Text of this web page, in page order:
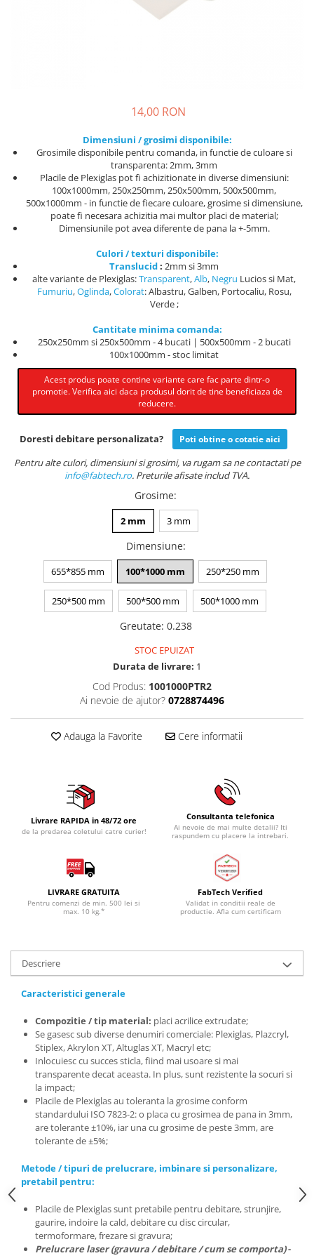
14,00 RON
Dimensiuni / grosimi disponibile:
Grosimile disponibile pentru comanda, in functie de culoare si
transparenta: 2mm, 3mm
Placile de Plexiglas pot fi achizitionate in diverse dimensiuni:
100x1000mm, 250x250mm, 250x500mm, 500x500mm,
500x1000mm - in functie de fiecare culoare, grosime si dimensiune,
poate fi necesara achizitia mai multor placi de material;
Dimensiunile pot avea diferente de pana la +-5mm.
Culori / texturi disponibile:
Translucid: 2mm si 3mm
alte variante de Plexiglas:Transparent,Alb, Negru Lucios si Mat,
Fumuriu,Oglinda,Colorat: Albastru, Galben, Portocaliu, Rosu,
Verde ;
Cantitate minima comanda:
250x250mm si 250x500mm - 4 bucati | 500x500mm - 2 bucati
100x1000mm - stoc limitat
Acest produs poate contine variante care fac parte dintr-o
promotie. Verifica aici daca produsul dorit de tine beneficiaza de
reducere.
Doresti debitare personalizata? Poti obtine o cotatie aici
Pentru alte culori, dimensiuni si grosimi, va rugam sa ne contactati pe
info@fabtech.ro. Preturile afisate includ TVA.
Grosime:
2 mm 3 mm
Dimensiune:
655*855 mm 100*1000 mm 250*250 mm
250*500 mm 500*500 mm 500*1000 mm
Greutate: 0.238
STOC EPUIZAT
Durata de livrare: 1
Cod Produs: 1001000PTR2
Ai nevoie de ajutor? 0728874496
Adauga la Favorite Cere informatii
Livrare RAPIDA in 48/72 ore
de la predarea coletului catre curier!
Consultanta telefonica
Ai nevoie de mai multe detalii? Iti
raspundem cu placere la intrebari.
LIVRARE GRATUITA
Pentru comenzi de min. 500 lei si
max. 10 kg.*
FabTech Verified
Validat in conditii reale de
productie. Afla cum certificam
Descriere
Caracteristici generale
Compozitie / tip material: placi acrilice extrudate;
Segasesc sub diverse denumiri comerciale: Plexiglas, Plazcryl,
Stiplex, Akrylon XT, Altuglas XT, Macryl etc;
Inlocuiesccu succes sticla, fiind mai usoare si mai
transparente decat aceasta. In plus, sunt rezistente la socuri si
la impact;
Placilede Plexiglas au toleranta la grosime conform
standardului ISO 7823-2: o placa cu grosimea de pana in 3mm,
are tolerante ±10%, iar una cu grosime de peste 3mm, are
tolerante de ±5%;
Metode / tipuri de prelucrare, imbinare si personalizare,
pretabil pentru:
Placile de Plexiglas sunt pretabile pentru debitare, strunjire,
gaurire, indoire la cald, debitare cu disc circular,
termoformare, frezare si gravura;
Prelucrarelaser (gravura / debitare / cum se comporta)-